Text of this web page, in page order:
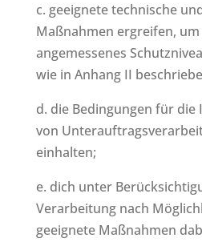
c. geeignete technische
Maßnahmen ergreifen, um
angemessenes
wie in Anhang II
d. die Bedingungen für
von
einhalten;
e. dich unter
Verarbeitung nach
geeignete Maßnahmen